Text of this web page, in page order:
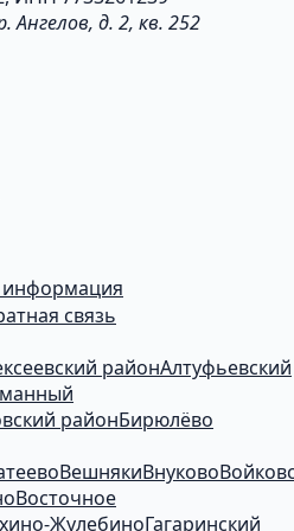
Ангелов, д. 2, кв. 252
связь
районАлтуфьевский
районБирюлёво
ВешнякиВнуково
Восточное
ЖулебиноГагаринский